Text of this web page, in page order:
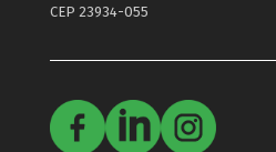
CEP 23934-055